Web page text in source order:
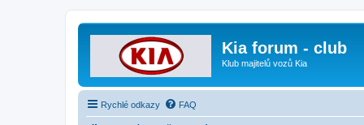
Kia forum - club
Klub majitelů vozů Kia
Rychlé odkazy FAQ